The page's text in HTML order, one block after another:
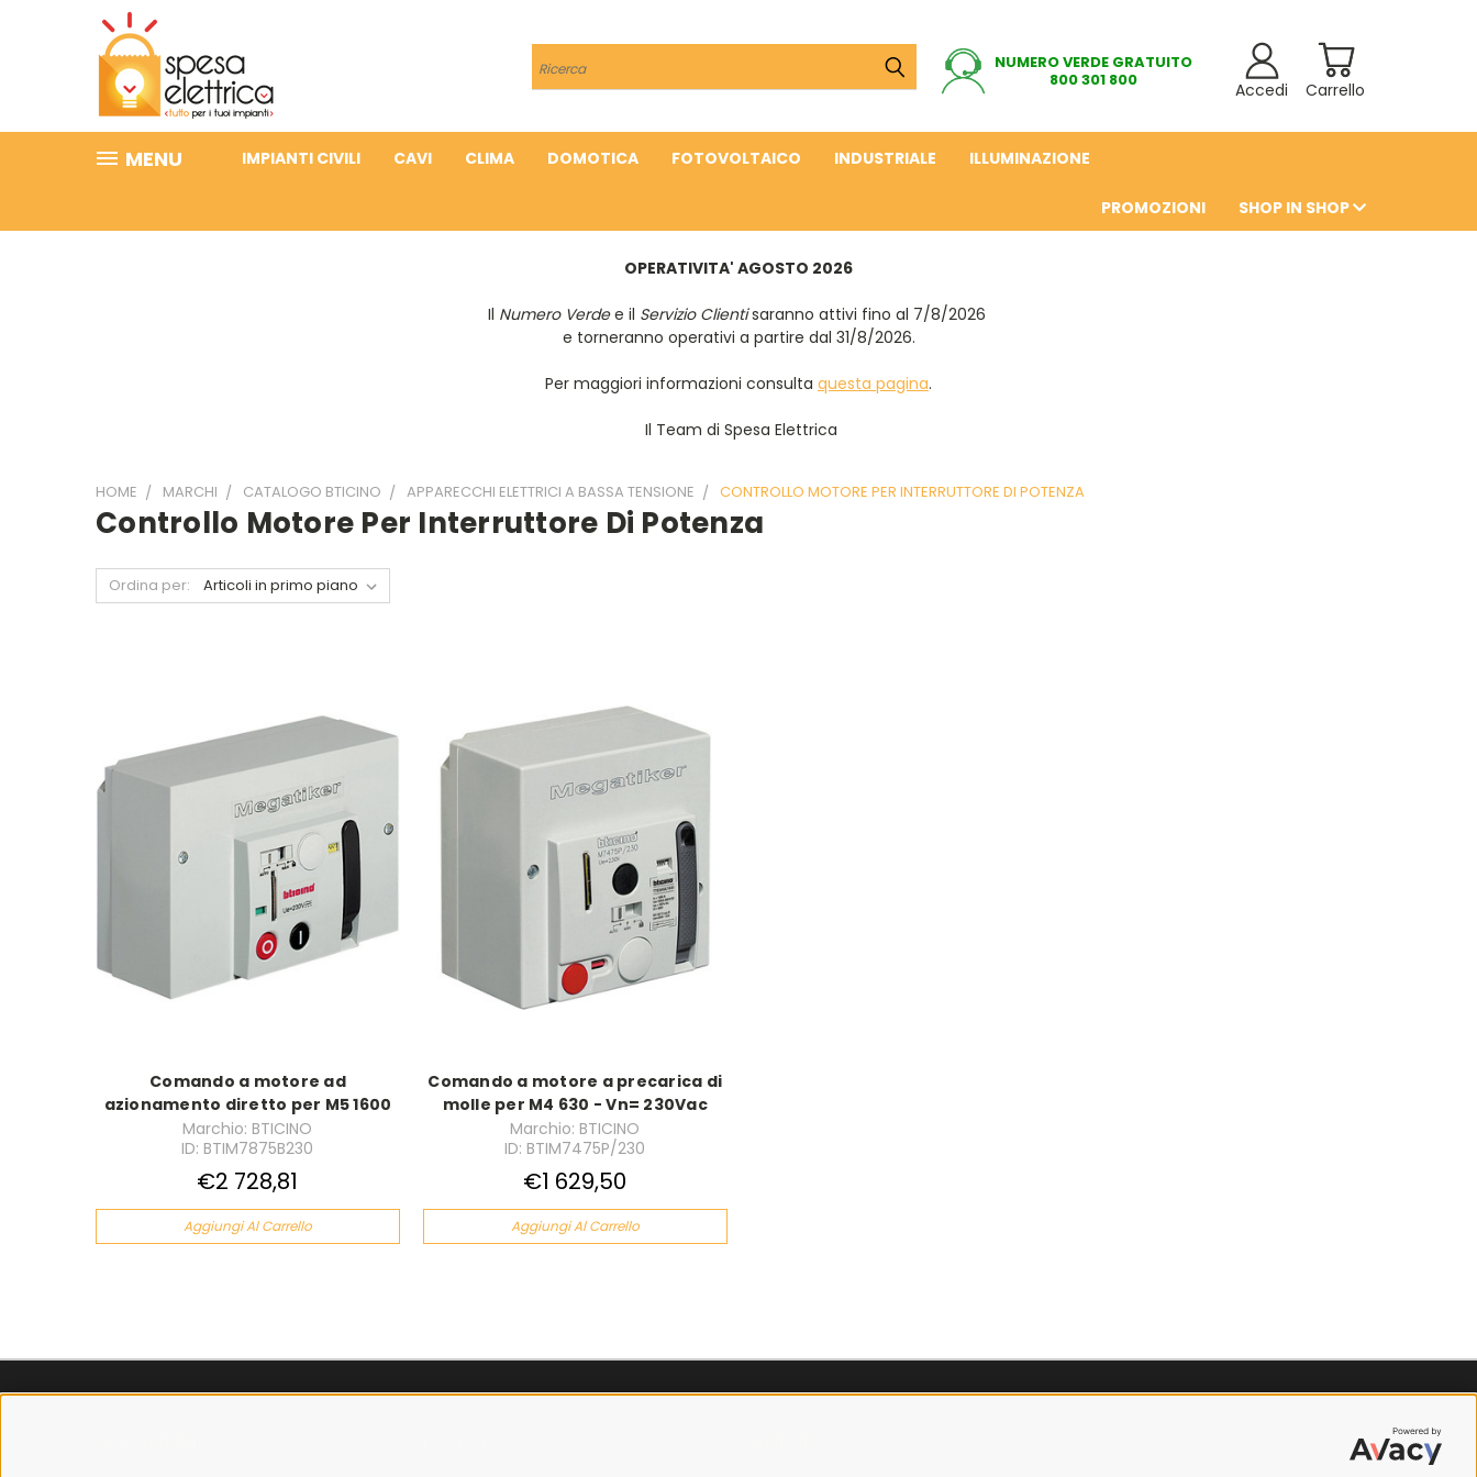
Cerca
NUMERO VERDE GRATUITO
800 301 800
Carrello
Accedi
MENU IMPIANTI CIVILI CAVI CLIMA DOMOTICA FOTOVOLTAICO INDUSTRIALE ILLUMINAZIONE
PROMOZIONI SHOP IN SHOP
OPERATIVITA' AGOSTO 2026
Il Numero Verdee il Servizio Clientisaranno attivi fino al 7/8/2026
e torneranno operativi a partire dal 31/8/2026.
Per maggiori informazioni consulta questa pagina.
Il Team di Spesa Elettrica
HOME MARCHI CATALOGO BTICINO APPARECCHI ELETTRICI A BASSA TENSIONE CONTROLLO MOTORE PER INTERRUTTORE DI POTENZA
Controllo Motore Per Interruttore Di Potenza
Ordina per:
Comando a motore ad
azionamento diretto per M5 1600
Marchio: BTICINO
ID: BTIM7875B230
€2 728,81
Aggiungi Al Carrello
Comando a motore a precarica di
molle per M4 630 - Vn= 230Vac
Marchio: BTICINO
ID: BTIM7475P/230
€1 629,50
Aggiungi Al Carrello